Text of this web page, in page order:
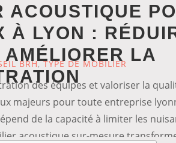
ACOUSTIQUE
À LYON :
AMÉLIORER LA
BRH,TYPE DE MOBILIER
des équipes et valoriser la
majeurs pour toute entreprise
de la capacité à limiter les
acoustique sur-mesure